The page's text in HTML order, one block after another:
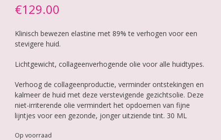
gebaseerd
op
€129.00
Klinisch bewezen elastine met 89% te verhogen voor een
stevigere huid.
Lichtgewicht, collageenverhogende olie voor alle huidtypes.
Verhoog de collageenproductie, verminder ontstekingen en
kalmeer de huid met deze verstevigende gezichtsolie. Deze
niet-irriterende olie vermindert het opdoemen van fijne
lijntjes voor een gezonde, jonger uitziende tint. 30 ML
Op voorraad